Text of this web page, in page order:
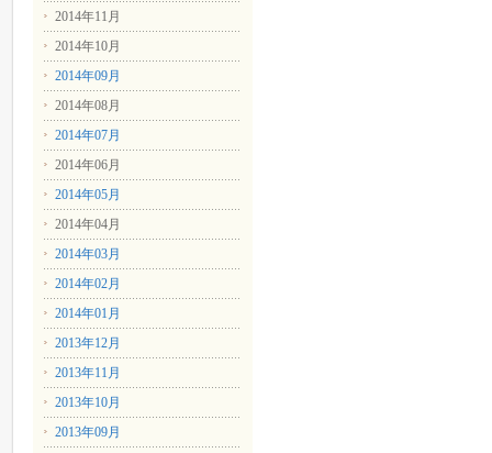
2014年11月
2014年10月
2014年09月
2014年08月
2014年07月
2014年06月
2014年05月
2014年04月
2014年03月
2014年02月
2014年01月
2013年12月
2013年11月
2013年10月
2013年09月